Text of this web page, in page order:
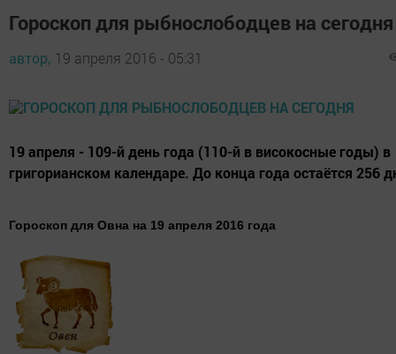
Гороскоп для рыбнослободцев на сегодня
автор, 19 апреля 2016 - 05:31
19 апреля - 109-й день года (110-й в високосные годы) в
григорианском календаре. До конца года остаётся 256
Гороскоп для Овна на 19 апреля 2016 года